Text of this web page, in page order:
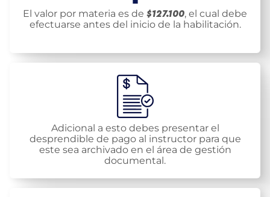
El valor por materia es de $127.100, el cual debe
efectuarse antes del inicio de la habilitación.
Adicional a esto debes presentar el
desprendible de pago al instructor para que
este sea archivado en el área de gestión
documental.